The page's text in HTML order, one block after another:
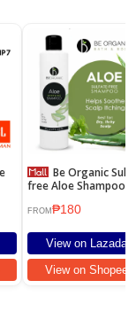
free Aloe Shampoo
FROM₱180
View on Lazada ›
View on Shopee ›